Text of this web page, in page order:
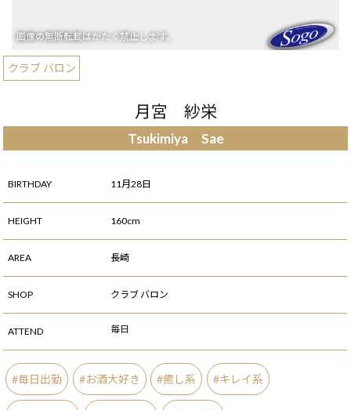
クラブ バロン
月宮 紗栄
Tsukimiya Sae
BIRTHDAY 11月28日
HEIGHT 160cm
AREA 長崎
SHOP クラブ バロン
ATTEND 毎日
毎日出勤 お酒大好き 癒し系 キレイ系